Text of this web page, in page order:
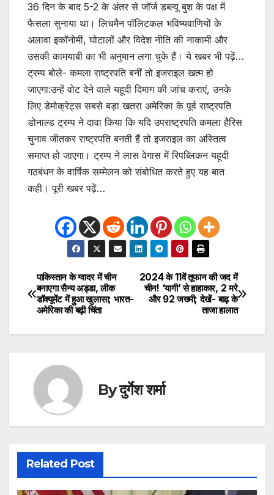
36 दिन के बाद 5-2 के अंतर से जॉर्ज डब्ल्यू बुश के पक्ष में
फैसला सुनाया था। लिचमैन पॉलिटकल भविष्यवाणियों के
अलावा इकॉनोमी, घोटालों और विदेश नीति की नाकामी और
उसकी कामयाबी का भी अनुमान लगा चुके हैं। ये खबर भी पढ़ें…
ट्रम्प बोले- कमला राष्ट्रपति बनीं तो इजराइल खत्म हो
जाएगा:उन्हें वोट देने वाले यहूदी दिमाग की जांच कराएं, उनके
लिए डेमोक्रेट्स सबसे बड़ा खतरा अमेरिका के पूर्व राष्ट्रपति
डोनाल्ड ट्रम्प ने दावा किया कि यदि उपराष्ट्रपति कमला हैरिस
चुनाव जीतकर राष्ट्रपति बनती हैं तो इजराइल का अस्तित्व
समाप्त हो जाएगा। ट्रम्प ने लास वेगास में रिपब्लिकन यहूदी
गठबंधन के वार्षिक सम्मेलन को संबोधित करते हुए यह बात
कही। पूरी खबर पढ़ें…
Post
navigation
2024 के 11वें तूफान की जद में
चीन! ‘यागी’ से हाहाकार, 2 मरे
और 92 जख्मी; देखें- बाढ़ के
ताजा हालात
पाकिस्तान के ग्वादर में चीन
बनाएगा सैन्य अड्डा, लीक
डॉक्यूमेंट में हुआ खुलासा; भारत-
अमेरिका की बढ़ी चिंता
Byदुर्गेश शर्मा
Related Post